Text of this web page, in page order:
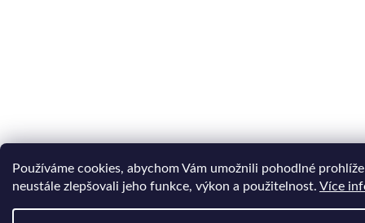
Používáme cookies, abychom Vám umožnili pohodlné
neustále zlepšovali jeho funkce, výkon a použitelnost. Více